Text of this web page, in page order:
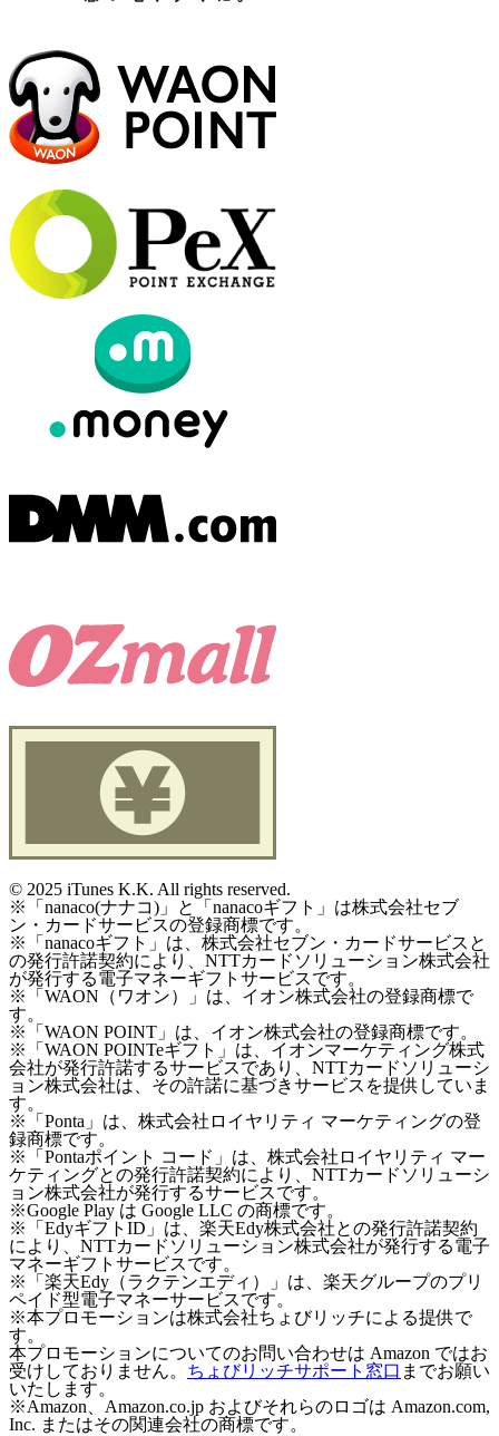
© 2025 iTunes K.K. All rights reserved.
※「nanaco(ナナコ)」と「nanacoギフト」は株式会社セブ
ン・カードサービスの登録商標です。
※「nanacoギフト」は、株式会社セブン・カードサービスと
の発行許諾契約により、NTTカードソリューション株式会社
が発行する電子マネーギフトサービスです。
※「WAON（ワオン）」は、イオン株式会社の登録商標で
す。
※「WAON POINT」は、イオン株式会社の登録商標です。
※「WAON POINTeギフト」は、イオンマーケティング株式
会社が発行許諾するサービスであり、NTTカードソリューシ
ョン株式会社は、その許諾に基づきサービスを提供していま
す。
※「Ponta」は、株式会社ロイヤリティ マーケティングの登
録商標です。
※「Pontaポイント コード」は、株式会社ロイヤリティ マー
ケティングとの発行許諾契約により、NTTカードソリューシ
ョン株式会社が発行するサービスです。
※Google Play は Google LLC の商標です。
※「EdyギフトID」は、楽天Edy株式会社との発行許諾契約
により、NTTカードソリューション株式会社が発行する電子
マネーギフトサービスです。
※「楽天Edy（ラクテンエディ）」は、楽天グループのプリ
ペイド型電子マネーサービスです。
※本プロモーションは株式会社ちょびリッチによる提供で
す。
本プロモーションについてのお問い合わせは Amazon ではお
受けしておりません。 ちょびリッチサポート窓口 までお願い
いたします。
※Amazon、Amazon.co.jp およびそれらのロゴは Amazon.com,
Inc. またはその関連会社の商標です。